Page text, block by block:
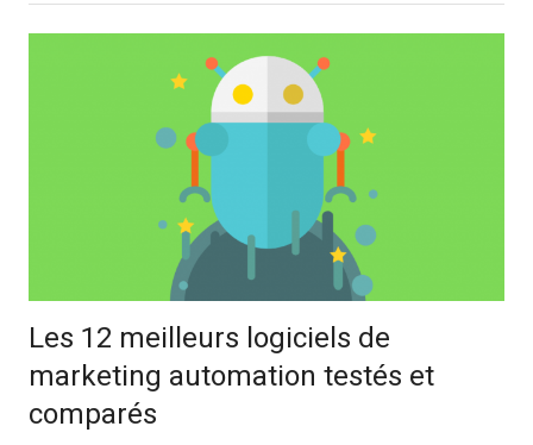
Les 12 meilleurs logiciels de
marketing automation testés et
comparés